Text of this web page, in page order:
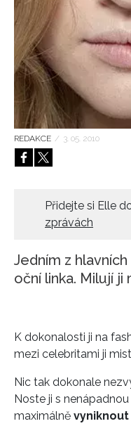
HOME
REDAKCE / 3. 05. 2010
Přidejte si Elle
zprávách
Jedním z
oční linka. Milují ji
K dokonalosti ji na
mezi celebritami ji
Nic tak dokonale
Noste ji s
maximálně vyniknout